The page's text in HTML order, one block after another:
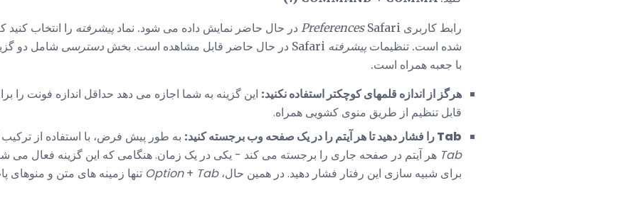
رابط کاربری PreferencesSafari در حال حاضر نمایش داده می شود. نماد پیشرفته را انتخاب کنید
شده است. تنظیمات پیشرفته دسترسی شامل دو
با جعبه همراه است.
هرگز از اندازه قلمهای کوچکتر استفاده نکنید: این گزینه به شما اجازه می دهد حداقل اندازه فونت را
قابل تنظیم از طریق منوی کشویی همراه.
Tab را فشار دهید تا هر آیتم را در یک صفحه وب برجسته کنید:
به طور پیش فرض، با استفاده از ترکیب
Tab هر آیتم در صفحه جاری را برجسته می کند - یکی در یک زمان. هنگامی که این گزینه فعال می
برای شبیه سازی این رفتار فشار دهید. در همین حال،
Option+ Tab تنها زمینه های متن و